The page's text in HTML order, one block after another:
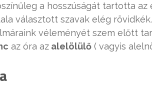
a hosszúságát tartotta az
választott szavak elég rövidkék.
véleményét szem előtt
az óra az alelölülő ( vagyis